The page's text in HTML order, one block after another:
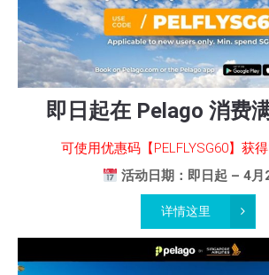
即日起在 Pelago 消费
可使用优惠码【PELFLYSG60】获
活动日期：即日起 – 4月
详情这里